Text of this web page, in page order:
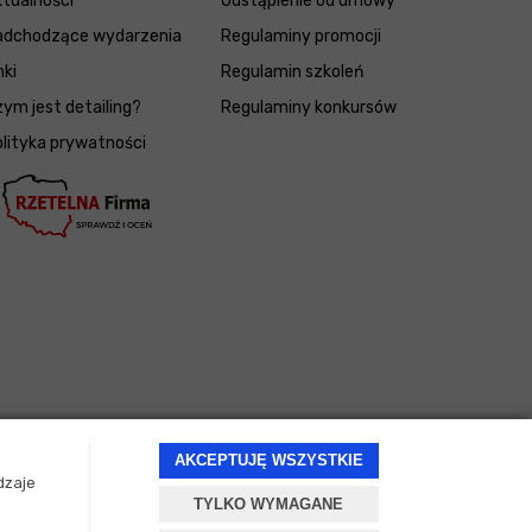
AKCEPTUJĘ WSZYSTKIE
TYLKO WYMAGANE
wydarzenia
jest detailing?
prywatności
Regulaminy promocji
Regulamin szkoleń
Regulaminy konkursów